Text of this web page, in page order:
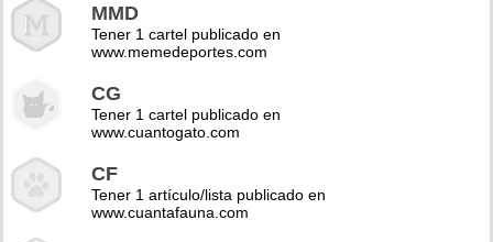
MMD
Tener 1 cartel publicado en
www.memedeportes.com
CG
Tener 1 cartel publicado en
www.cuantogato.com
CF
Tener 1 artículo/lista publicado en
www.cuantafauna.com